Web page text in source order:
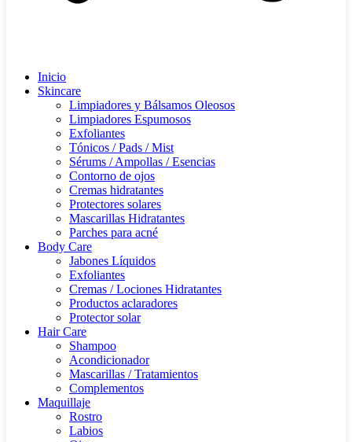
Inicio
Skincare
Limpiadores y Bálsamos Oleosos
Limpiadores Espumosos
Exfoliantes
Tónicos / Pads / Mist
Sérums / Ampollas / Esencias
Contorno de ojos
Cremas hidratantes
Protectores solares
Mascarillas Hidratantes
Parches para acné
Body Care
Jabones Líquidos
Exfoliantes
Cremas / Lociones Hidratantes
Productos aclaradores
Protector solar
Hair Care
Shampoo
Acondicionador
Mascarillas / Tratamientos
Complementos
Maquillaje
Rostro
Labios